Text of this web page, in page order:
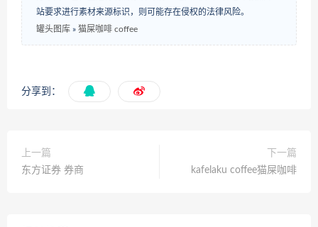
站要求进行素材来源标识，则可能存在侵权的法律风险。
罐头图库 » 猫屎咖啡 coffee
分享到：
上一篇
东方证券 券商
下一篇
kafelaku coffee猫屎咖啡